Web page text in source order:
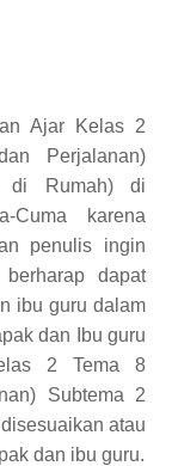
Ajar Kelas 2
Perjalanan)
di Rumah) di
Cuma karena
penulis ingin
dapat
ibu guru dalam
dan Ibu guru
2 Tema 8
Subtema 2
atau
dan ibu guru.